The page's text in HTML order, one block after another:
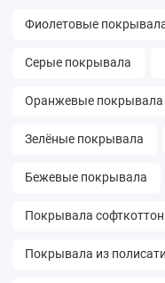
Фиолетовые
Серые покрывала
Оранжевые покрывала
Зелёные покрывала
Бежевые покрывала
Покрывала софткоттон
Покрывала из